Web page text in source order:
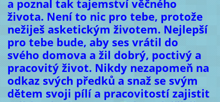
a poznal tak tajemství věčného
života. Není to nic pro tebe, protože
nežiješ asketickým životem. Nejlepší
pro tebe bude, aby ses vrátil do
svého domova a žil dobrý, poctivý a
pracovitý život. Nikdy nezapomeň na
odkaz svých předků a snaž se svým
dětem svoji pílí a pracovitostí zajistit